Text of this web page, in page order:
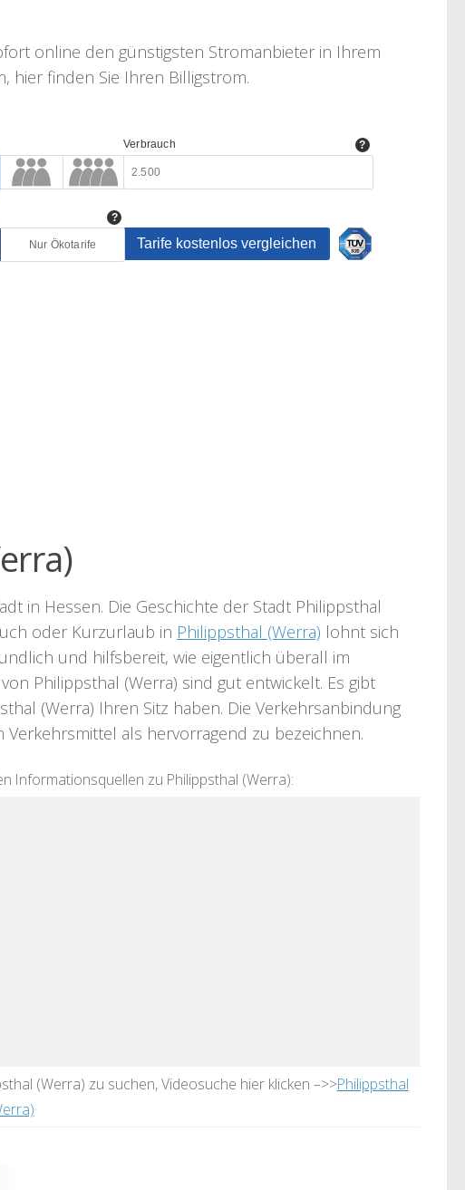
online den günstigsten Stromanbieter in Ihrem
hier finden Sie Ihren Billigstrom.
in Hessen. Die Geschichte der Stadt Philippsthal
oder Kurzurlaub in Philippsthal (Werra) lohnt sich
und hilfsbereit, wie eigentlich überall im
Philippsthal (Werra) sind gut entwickelt. Es gibt
(Werra) Ihren Sitz haben. Die Verkehrsanbindung
Verkehrsmittel als hervorragend zu bezeichnen.
Informationsquellen zu Philippsthal (Werra):
(Werra) zu suchen, Videosuche hier klicken –>>Philippsthal